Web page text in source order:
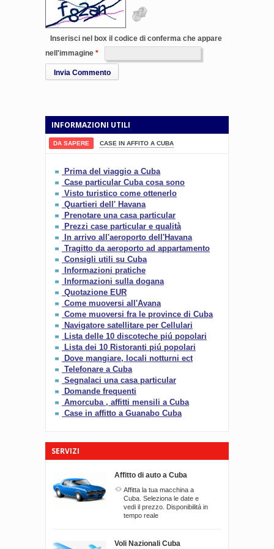
Inserisci nel box il codice di conferma che appare
nell'immagine
Invia Commento
INFORMAZIONI UTILI
DA SAPERE CASE IN AFFITO A CUBA
Prima del viaggio a Cuba
Case particular Cuba cosa sono
Visto turistico come ottenerlo
Quartieri dell' Havana
Prenotare una casa particular
Prezzi case particular e qualità
In arrivo all'aeroporto dell'Havana
Tragitto da aeroporto ad appartamento
Consigli utili su Cuba
Informazioni pratiche
Informazioni sulla dogana
Quotazione EUR
Come muoversi all'Avana
Come muoversi fra le province di Cuba
Navigatore satellitare per Cellulari
Lista delle 10 discoteche piú popolari
Lista dei 10 Ristoranti piú popolari
Dove mangiare, locali notturni ect
Telefonare a Cuba
Segnalaci una casa particular
Domande frequenti
Amorcuba , affitti mensili a Cuba
Case in affitto a Guanabo Cuba
SERVIZI
Affitto di auto a Cuba
Affitta la tua macchina a
Cuba. Seleziona le date e
vedi il prezzo. Disponibilitá in
tempo reale
Voli Nazionali Cuba